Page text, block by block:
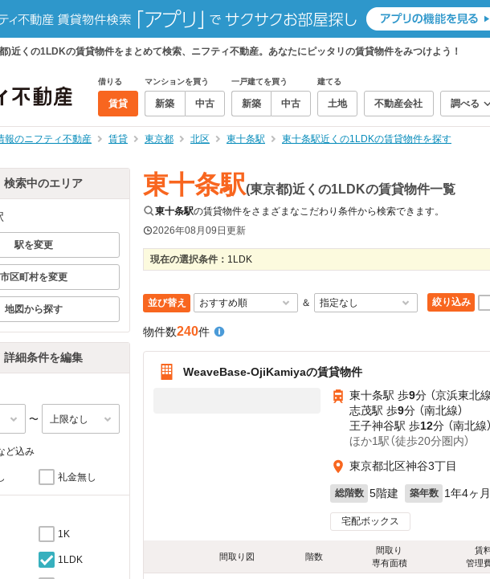
)近くの1LDKの賃貸物件をまとめて検索、ニフティ不動産。あなたにピッタリの賃貸物件をみつけよう！
借りる
賃貸
マンションを買う
新築 中古
一戸建てを買う
新築 中古
建てる
土地 不動産会社 調べる
報のニフティ不動産 賃貸 東京都 北区 東十条駅 東十条駅近くの1LDKの賃貸物件を探す
検索中のエリア
駅を変更
市区町村を変更
地図から探す
詳細条件を編集
〜
ど込み
礼金無し
1K
1LDK
東十条駅(東京都)近くの1LDKの賃貸物件一覧
東十条駅の賃貸物件をさまざまなこだわり条件から検索できます。
2026年08月09日更新
現在の選択条件： 1LDK
並び替え ＆ 絞り込み
物件数240件
WeaveBase-OjiKamiyaの賃貸物件
東十条駅 歩9分 （京浜東北線
志茂駅 歩9分 （南北線）
王子神谷駅 歩12分 （南北線）
ほか1駅（徒歩20分圏内）
東京都北区神谷3丁目
総階数 5階建 築年数 1年4ヶ月
宅配ボックス
間取り図 階数
間取り
専有面積
賃
管理